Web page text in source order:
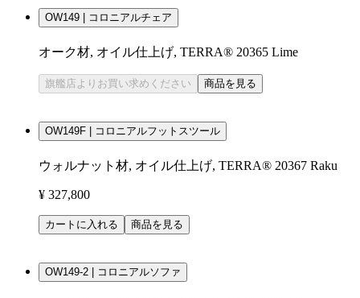
OW149 | コロニアルチェア
オーク材, オイル仕上げ, TERRA® 20365 Lime
旗艦店よりお買い求めください 商品を見る
OW149F | コロニアルフットスツール
ウォルナット材, オイル仕上げ, TERRA® 20367 Raku
¥ 327,800
カートに入れる 商品を見る
OW149-2 | コロニアルソファ